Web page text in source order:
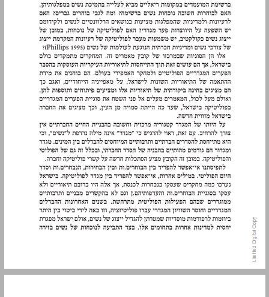
פערים מגדריים בפוליטיקה: מבט תיאורטי ועולמי ... 13